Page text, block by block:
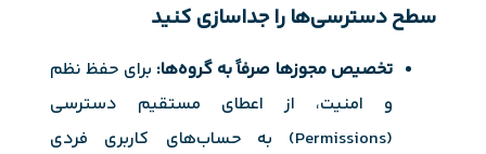
سطح دسترسی‌ها را جداسازی کنید
تخصیص مجوزها صرفاً به گروه‌ها: برای حفظ نظم
و امنیت، از اعطای مستقیم دسترسی
(Permissions) به حساب‌های کاربری فردی